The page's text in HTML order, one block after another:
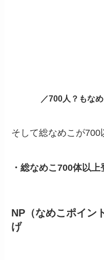
／700人？もな
そして総なめこが700
・総なめこ700体以上
NP（なめこポイン
げ